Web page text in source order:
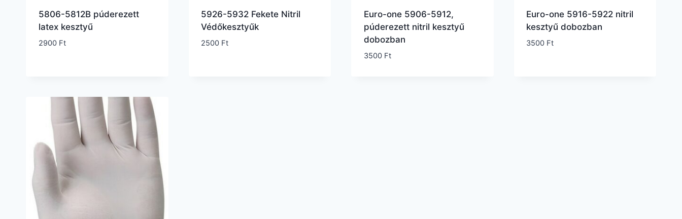
5806-5812B púderezett
latex kesztyű
2900 Ft
5926-5932 Fekete Nitril
Védőkesztyűk
2500 Ft
Euro-one 5906-5912,
púderezett nitril kesztyű
dobozban
3500 Ft
Euro-one 5916-5922 nitril
kesztyű dobozban
3500 Ft